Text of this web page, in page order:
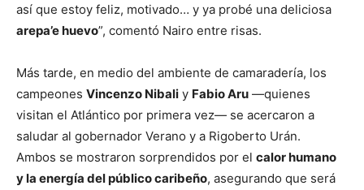
así que estoy feliz, motivado… y ya probé una deliciosa
arepa’e huevo”, comentó Nairo entre risas.
Más tarde, en medio del ambiente de camaradería, los
campeones Vincenzo Nibali y Fabio Aru —quienes
visitan el Atlántico por primera vez— se acercaron a
saludar al gobernador Verano y a Rigoberto Urán.
Ambos se mostraron sorprendidos por el calor humano
y la energía del público caribeño, asegurando que será